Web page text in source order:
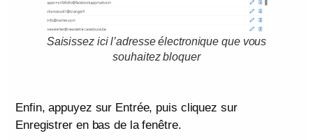
Saisissez ici l’adresse électronique que vous
souhaitez bloquer
Enfin, appuyez sur Entrée, puis cliquez sur
Enregistrer en bas de la fenêtre.